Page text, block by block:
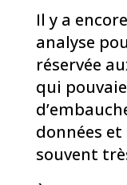
Il y a
analyse
réservée
qui
données et
souvent